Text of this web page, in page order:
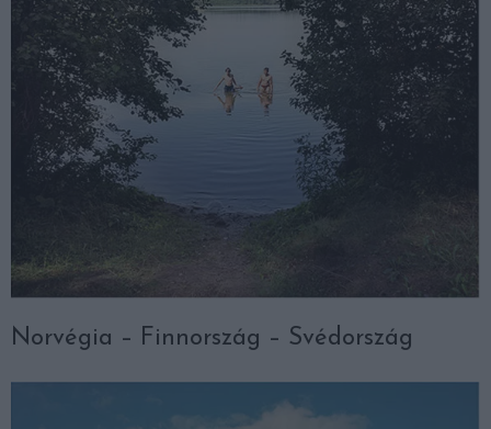
Norvégia – Finnország – Svédország